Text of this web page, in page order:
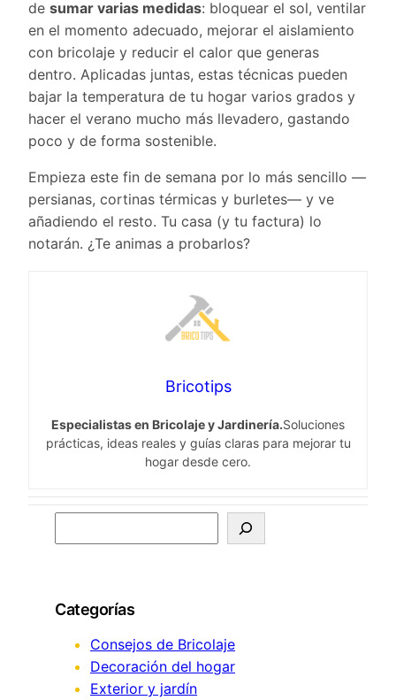
de sumar varias medidas: bloquear el sol, ventilar
en el momento adecuado, mejorar el aislamiento
con bricolaje y reducir el calor que generas
dentro. Aplicadas juntas, estas técnicas pueden
bajar la temperatura de tu hogar varios grados y
hacer el verano mucho más llevadero, gastando
poco y de forma sostenible.
Empieza este fin de semana por lo más sencillo —
persianas, cortinas térmicas y burletes— y ve
añadiendo el resto. Tu casa (y tu factura) lo
notarán. ¿Te animas a probarlos?
Bricotips
Especialistas en Bricolaje y Jardinería.Soluciones
prácticas, ideas reales y guías claras para mejorar tu
hogar desde cero.
e
c
Categorías
Consejos de Bricolaje
Decoración del hogar
Exterior y jardín